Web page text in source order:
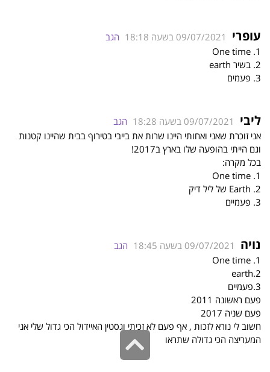
עופרי 09/07/2021 בשעה 18:18
הגב
1. One time
2. בשיר earth
3. פעמים
ליבי 09/07/2021 בשעה 18:28
הגב
אני זוכרת שאני ואחותי היינו שרות את בייבי בטירוף בבית שהיינו קטנות
וגם הייתי בהופעה שלו בארץ ב2017!
בכל מקרה:
1. One time
2. Earth של ליל דיק
3. פעמיים
נויה 09/07/2021 בשעה 18:45
הגב
1. One time
2.earth
3.פעמיים
פעם ראשונה 2011
פעם שניה 2017
חשוב לי נורא לזכות , אף פעם לא זכיתי וגסטין האיידול הכי גדול שלי אני
המעריצה הכי גדולה שתראו
גלילה
לראש